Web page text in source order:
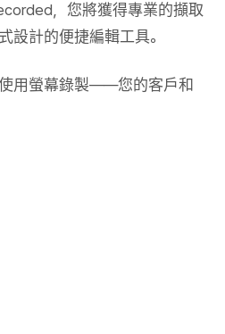
，您將獲得專業的擷取
設計的便捷編輯工具。
用螢幕錄製——您的客戶和